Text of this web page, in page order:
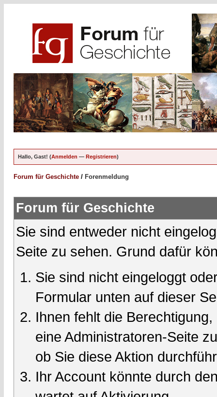
Hallo, Gast! (Anmelden — Registrieren)
Forum für Geschichte / Forenmeldung
Forum für Geschichte
Sie sind entweder nicht
Seite zu sehen. Grund dafür
Sie sind nicht eingeloggt
Formular unten auf dieser
Ihnen fehlt die
eine Administratoren-Seite
ob Sie diese Aktion
Ihr Account könnte durch